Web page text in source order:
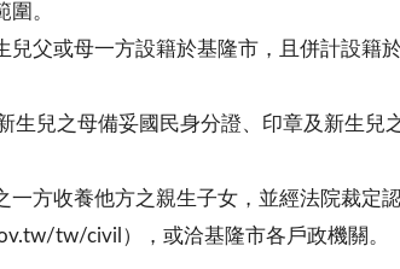
。
父或母一方設籍於基隆市，且併計設籍
兒之母備妥國民身分證、印章及新生兒
方收養他方之親生子女，並經法院裁定
tw/civil），或洽基隆市各戶政機關。